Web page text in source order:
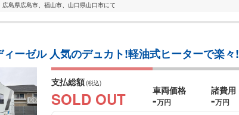
広島県広島市、福山市、山口県山口市にて
ーゼル 人気のデュカト!軽油式ヒーターで楽々!
支払総額(税込)
SOLD OUT 車両価格
-万円
諸費用
-万円